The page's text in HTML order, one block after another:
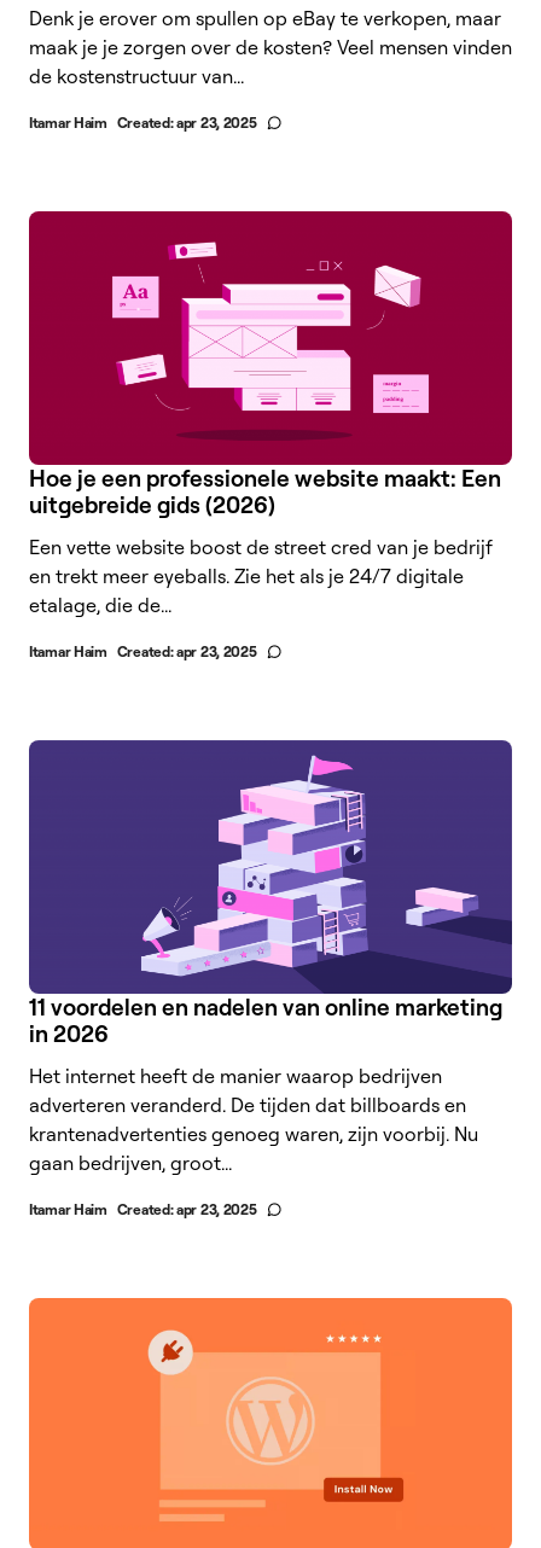
Denk je erover om spullen op eBay te verkopen, maar
maak je je zorgen over de kosten? Veel mensen vinden
de kostenstructuur van...
Itamar Haim Created:apr 23, 2025
Hoe je een professionele website maakt: Een
uitgebreide gids (2026)
Een vette website boost de street cred van je bedrijf
en trekt meer eyeballs. Zie het als je 24/7 digitale
etalage, die de...
Itamar Haim Created:apr 23, 2025
11 voordelen en nadelen van online marketing
in 2026
Het internet heeft de manier waarop bedrijven
adverteren veranderd. De tijden dat billboards en
krantenadvertenties genoeg waren, zijn voorbij. Nu
gaan bedrijven, groot...
Itamar Haim Created:apr 23, 2025